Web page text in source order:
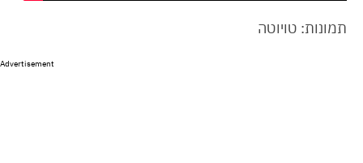
תמונות: טויוטה
Advertisement